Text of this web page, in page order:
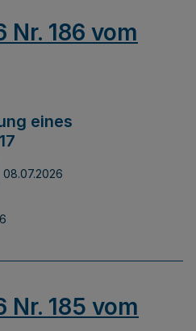
Nr. 186 vom
eines
08.07.2026
Nr. 185 vom